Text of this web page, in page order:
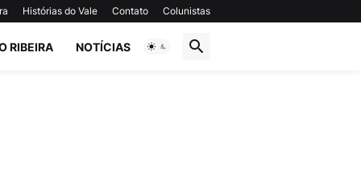
Histórias do Vale Contato Colunistas
RIBEIRA NOTÍCIAS